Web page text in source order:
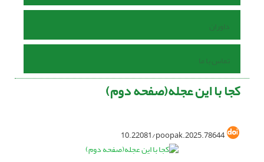
داوران
تماس با ما
کجا با این عجله(صفحه دوم)
10.22081/poopak.2025.78644